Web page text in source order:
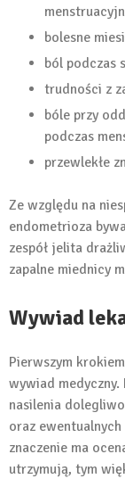
bolesne
ból podczas
trudności z
bóle przy
podczas
przewlekłe
Ze względu na
endometrioza
zespół jelita
zapalne miednicy
Wywiad
Pierwszym
wywiad
nasilenia
oraz
znaczenie ma
utrzymują, tym